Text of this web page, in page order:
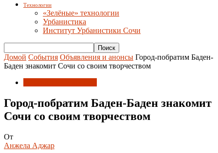
Технологии
«Зелёные» технологии
Урбанистика
Институт Урбанистики Сочи
Домой События Объявления и анонсы Город-побратим Баден-
Баден знакомит Сочи со своим творчеством
Город-побратим Баден-Баден знакомит
Сочи со своим творчеством
От
Анжела Аджар